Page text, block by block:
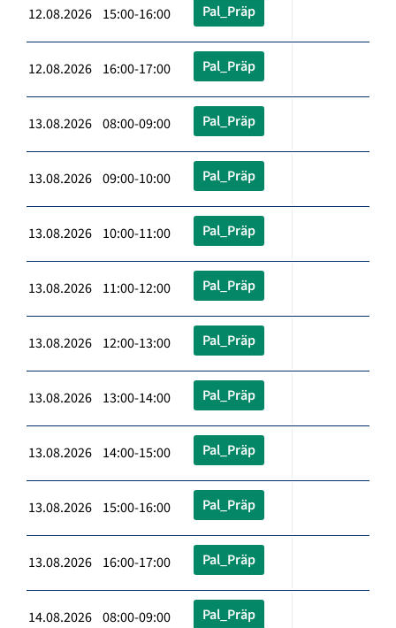
12.08.2026 15:00-16:00 Pal_Präp
12.08.2026 16:00-17:00 Pal_Präp
13.08.2026 08:00-09:00 Pal_Präp
13.08.2026 09:00-10:00 Pal_Präp
13.08.2026 10:00-11:00 Pal_Präp
13.08.2026 11:00-12:00 Pal_Präp
13.08.2026 12:00-13:00 Pal_Präp
13.08.2026 13:00-14:00 Pal_Präp
13.08.2026 14:00-15:00 Pal_Präp
13.08.2026 15:00-16:00 Pal_Präp
13.08.2026 16:00-17:00 Pal_Präp
14.08.2026 08:00-09:00 Pal_Präp